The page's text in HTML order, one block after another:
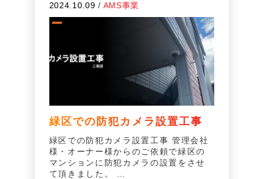
2024.10.09 / AMS事業
緑区での防犯カメラ設置工事
緑区での防犯カメラ設置工事 管理会社
様・オーナー様からのご依頼で緑区の
マンションに防犯カメラの設置をさせ
て頂きました。 …